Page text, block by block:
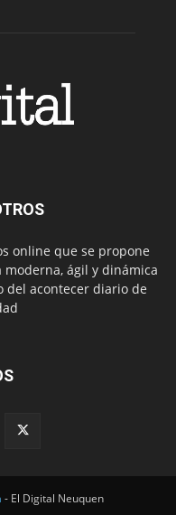
online que se propone
ágil y dinámica
acontecer diario de
- El Digital Neuquen